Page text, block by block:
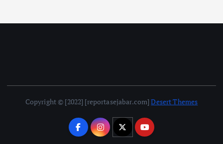
Copyright © [2022] [reportasejabar.com]Desert Themes